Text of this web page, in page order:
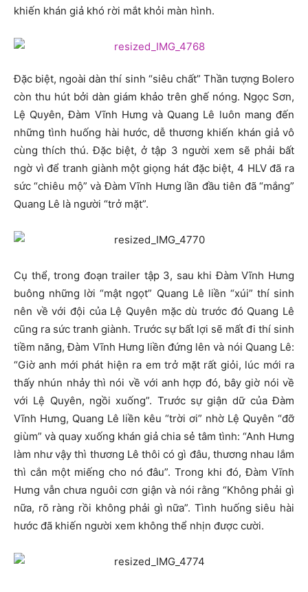
khiến khán giả khó rời mắt khỏi màn hình.
Đặc biệt, ngoài dàn thí sinh “siêu chất” Thần tượng Bolero
còn thu hút bởi dàn giám khảo trên ghế nóng. Ngọc Sơn,
Lệ Quyên, Đàm Vĩnh Hưng và Quang Lê luôn mang đến
những tình huống hài hước, dễ thương khiến khán giả vô
cùng thích thú. Đặc biệt, ở tập 3 người xem sẽ phải bất
ngờ vì để tranh giành một giọng hát đặc biệt, 4 HLV đã ra
sức “chiêu mộ” và Đàm Vĩnh Hưng lần đầu tiên đã “mắng”
Quang Lê là người “trở mặt”.
Cụ thể, trong đoạn trailer tập 3, sau khi Đàm Vĩnh Hưng
buông những lời “mật ngọt” Quang Lê liền “xúi” thí sinh
nên về với đội của Lệ Quyên mặc dù trước đó Quang Lê
cũng ra sức tranh giành. Trước sự bất lợi sẽ mất đi thí sinh
tiềm năng, Đàm Vĩnh Hưng liền đứng lên và nói Quang Lê:
“Giờ anh mới phát hiện ra em trở mặt rất giỏi, lúc mới ra
thấy nhún nhảy thì nói về với anh hợp đó, bây giờ nói về
với Lệ Quyên, ngồi xuống”. Trước sự giận dữ của Đàm
Vĩnh Hưng, Quang Lê liền kêu “trời ơi” nhờ Lệ Quyên “đỡ
giùm” và quay xuống khán giả chia sẻ tâm tình: “Anh Hưng
làm như vậy thì thương Lê thôi có gì đâu, thương nhau lắm
thì cắn một miếng cho nó đâu”. Trong khi đó, Đàm Vĩnh
Hưng vẫn chưa nguôi cơn giận và nói rằng “Không phải gì
nữa, rõ ràng rồi không phải gì nữa”. Tình huống siêu hài
hước đã khiến người xem không thể nhịn được cười.